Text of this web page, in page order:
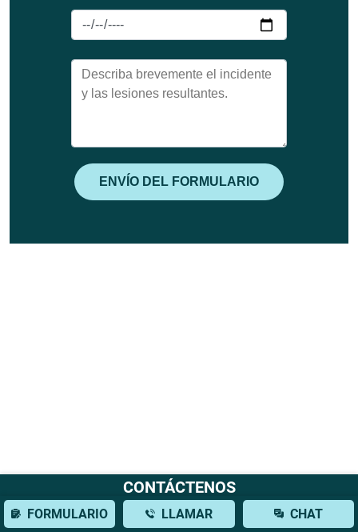
CONTÁCTENOS
FORMULARIO LLAMAR CHAT